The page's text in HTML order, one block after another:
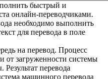
быстрый и
онлайн-переводчиками.
необходимо выполнить
для перевода в поле
на перевод. Процесс
от загруженности системы
перевода
машинного перевода